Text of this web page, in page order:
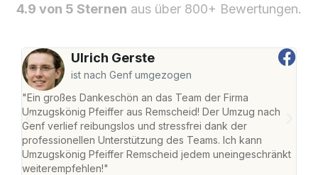
4.9 von 5 Sternen aus über 800+ Bewertungen.
Ulrich Gerste
ist nach Genf umgezogen
"Ein großes Dankeschön an das Team der Firma
Umzugskönig Pfeiffer aus Remscheid! Der Umzug nach
Genf verlief reibungslos und stressfrei dank der
professionellen Unterstützung des Teams. Ich kann
Umzugskönig Pfeiffer Remscheid jedem uneingeschränkt
weiterempfehlen!"